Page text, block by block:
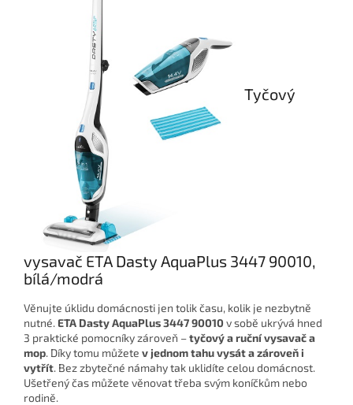
Tyčový
vysavač ETA Dasty AquaPlus 3447 90010,
bílá/modrá
Věnujte úklidu domácnosti jen tolik času, kolik je nezbytně
nutné. ETA Dasty AquaPlus3447 90010 v sobě ukrývá hned
3 praktické pomocníky zároveň –tyčový a ruční vysavač a
mop. Díky tomu můžete v jednom tahu vysát a zároveň i
vytřít. Bez zbytečné námahy tak uklidíte celou domácnost.
Ušetřený čas můžete věnovat třeba svým koníčkům nebo
rodině.